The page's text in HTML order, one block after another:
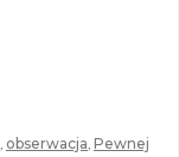
obserwacja Pewnej